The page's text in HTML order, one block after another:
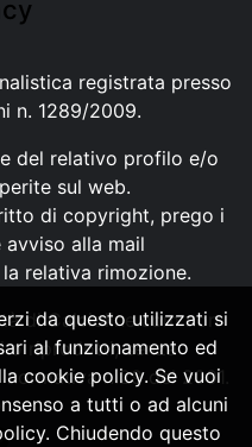
registrata presso
n. 1289/2009.
del relativo profilo e/o
sul web.
di copyright, prego i
alla mail
relativa rimozione.
di Calcioline.com non
o riprodotti, senza
n.29 del 2001.
da questo utilizzati si
al funzionamento ed
cookie policy. Se vuoi
a tutti o ad alcuni
Chiudendo questo